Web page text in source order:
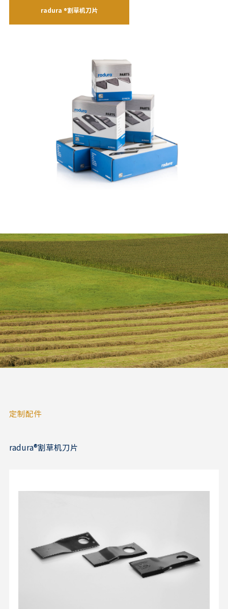
radura ®割草机刀片
定制配件
radura®割草机刀片